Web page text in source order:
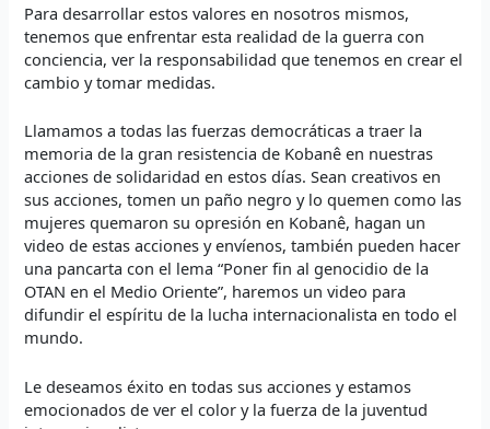
Para desarrollar estos valores en nosotros mismos,
tenemos que enfrentar esta realidad de la guerra con
conciencia, ver la responsabilidad que tenemos en crear el
cambio y tomar medidas.
Llamamos a todas las fuerzas democráticas a traer la
memoria de la gran resistencia de Kobanê en nuestras
acciones de solidaridad en estos días. Sean creativos en
sus acciones, tomen un paño negro y lo quemen como las
mujeres quemaron su opresión en Kobanê, hagan un
video de estas acciones y envíenos, también pueden hacer
una pancarta con el lema “Poner fin al genocidio de la
OTAN en el Medio Oriente”, haremos un video para
difundir el espíritu de la lucha internacionalista en todo el
mundo.
Le deseamos éxito en todas sus acciones y estamos
emocionados de ver el color y la fuerza de la juventud